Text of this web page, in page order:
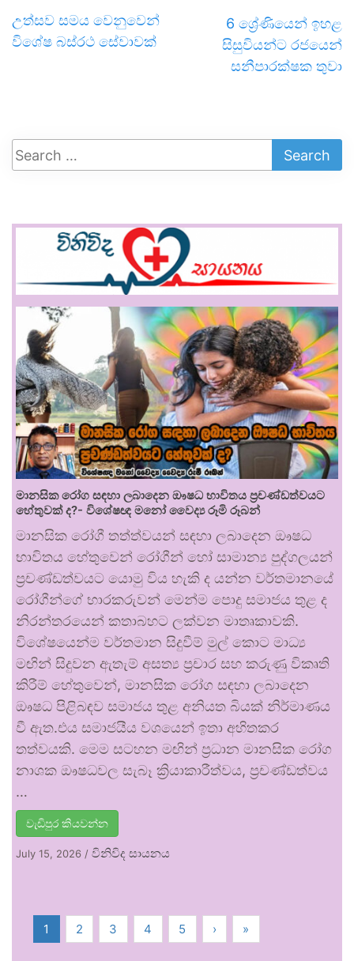
උත්සව සමය වෙනුවෙන්
විශේෂ බස්රථ සේවාවක්
6 ශ්‍රේණියෙන් ඉහළ
සිසුවියන්ට රජයෙන්
සනීපාරක්ෂක තුවා
මානසික රෝග සඳහා ලබාදෙන ඖෂධ භාවිතය ප්‍රචණ්ඩත්වයට
හේතුවක් ද?- විශේෂඥ මනෝ වෛද්‍ය රූමි රූබන්
මානසික රෝගී තත්ත්වයන් සඳහා ලබාදෙන ඖෂධ
භාවිතය හේතුවෙන් රෝගීන් හෝ සාමාන්‍ය පුද්ගලයන්
ප්‍රචණ්ඩත්වයට යොමු විය හැකි ද යන්න වර්තමානයේ
රෝගීන්ගේ භාරකරුවන් මෙන්ම පොදු සමාජය තුළ ද
නිරන්තරයෙන් කතාබහට ලක්වන මාතෘකාවකි.
විශේෂයෙන්ම වර්තමාන සිදුවීම් මුල් කොට මාධ්‍ය
මඟින් සිදුවන ඇතැම් අසත්‍ය ප්‍රචාර සහ කරුණු විකෘති
කිරීම් හේතුවෙන්, මානසික රෝග සඳහා ලබාදෙන
ඖෂධ පිළිබඳව සමාජය තුළ අනියත බියක් නිර්මාණය
වී ඇත.එය සමාජයීය වශයෙන් ඉතා අහිතකර
තත්වයකි. මෙම සටහන මඟින් ප්‍රධාන මානසික රෝග
නාශක ඖෂධවල සැබෑ ක්‍රියාකාරීත්වය, ප්‍රචණ්ඩත්වය
…
වැඩිපුර කියවන්න
July 15, 2026 / විනිවිද සායනය
1 2 3 4 5 › »